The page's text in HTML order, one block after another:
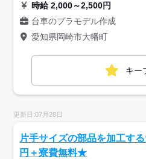
時給 2,000～2,500円
台車のプラモデル作成
愛知県岡崎市大幡町
キー
更新日:07月28日
片手サイズの部品を加工す
円＋寮費無料★